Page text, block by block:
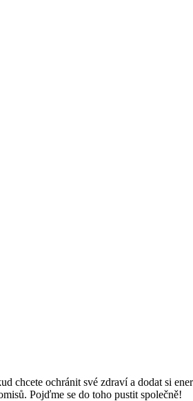
ochránit své zdraví a dodat si
Pojďme se do toho pustit společně!